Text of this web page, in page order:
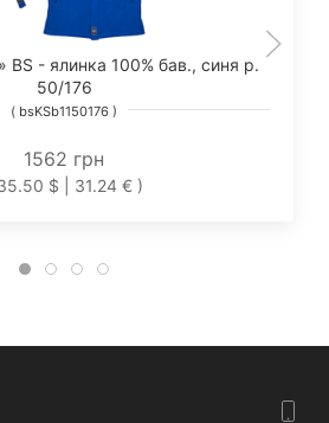
BS - ялинка 100% бав., синя р.
50/176
( bsKSb1150176 )
1562 грн
$ | 31.24 € )